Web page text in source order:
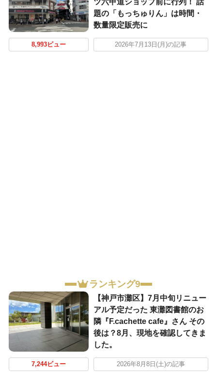
題の「もっちゅりん」は時間・
数量限定販売に
8,993ビュー 2026年7月13日(月)の記事
ランキング9
【神戸市灘区】7月中旬リニュー
アル予定だった 東灘図書館のお
隣『F.cachette cafe』さん その
後は？8月、現地を確認してきま
した。
7,244ビュー 2026年8月8日(土)の記事